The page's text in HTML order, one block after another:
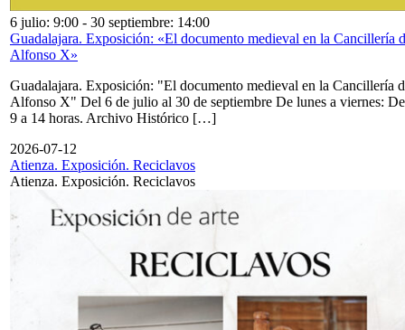
6 julio: 9:00 - 30 septiembre: 14:00
Guadalajara. Exposición: «El documento medieval en la Cancillería
Alfonso X»
Guadalajara. Exposición: "El documento medieval en la Cancillería
Alfonso X" Del 6 de julio al 30 de septiembre De lunes a viernes: De
9 a 14 horas. Archivo Histórico […]
2026-07-12
Atienza. Exposición. Reciclavos
Atienza. Exposición. Reciclavos